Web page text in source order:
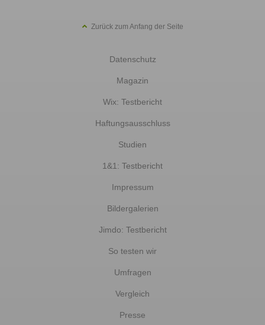
Zurück zum Anfang der Seite
Datenschutz
Magazin
Wix: Testbericht
Haftungsausschluss
Studien
1&1: Testbericht
Impressum
Bildergalerien
Jimdo: Testbericht
So testen wir
Umfragen
Vergleich
Presse